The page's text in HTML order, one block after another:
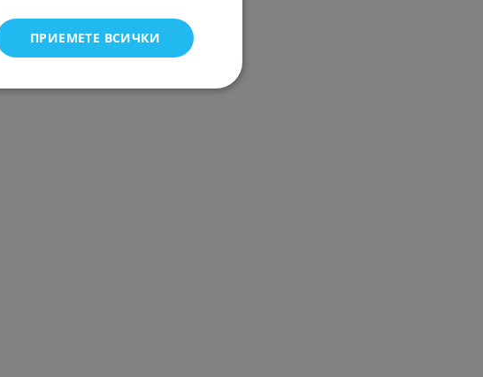
ПРИЕМЕТЕ ВСИЧКИ